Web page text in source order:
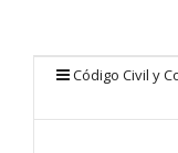
Código Civil y